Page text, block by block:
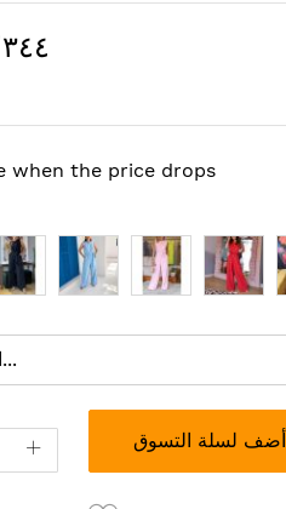
٦٬٣٤٤
when the price drops
أضف لسلة التسوق